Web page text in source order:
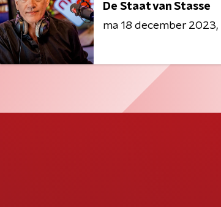
De Staat van Stasse
ma 18 december 2023